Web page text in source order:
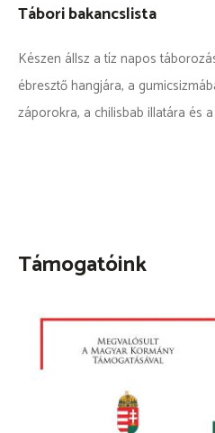
Tábori bakancslista
Készen állsz a tíz napos
ébresztő hangjára, a
záporokra, a chilisbab illatára és
Támogatóink